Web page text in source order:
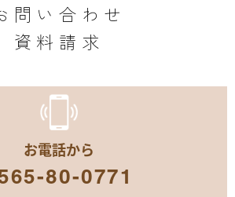
問い合わせ
資料請求
お電話から
80-0771